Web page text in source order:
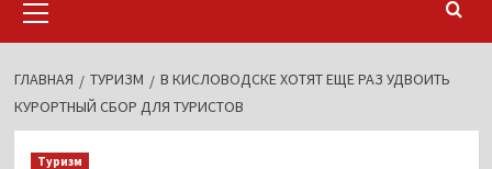
меню
ГЛАВНАЯ ТУРИЗМ
В КИСЛОВОДСКЕ ХОТЯТ ЕЩЕ РАЗ УДВОИТЬ
КУРОРТНЫЙ СБОР ДЛЯ ТУРИСТОВ
Туризм